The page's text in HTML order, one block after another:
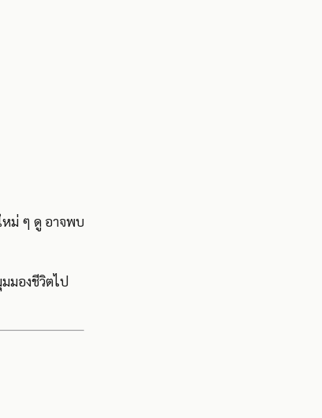
หม่ ๆ ดู อาจพบ
มองชีวิตไป